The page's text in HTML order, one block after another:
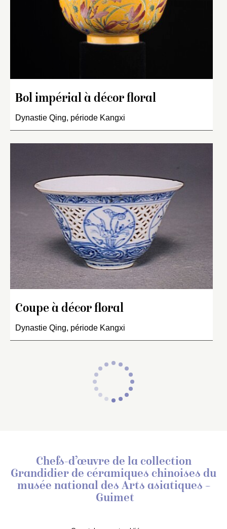
Bol impérial à décor floral
Dynastie Qing, période Kangxi
Coupe à décor floral
Dynastie Qing, période Kangxi
Chefs-d’œuvre de la collection
Grandidier de céramiques chinoises du
musée national des Arts asiatiques –
Guimet